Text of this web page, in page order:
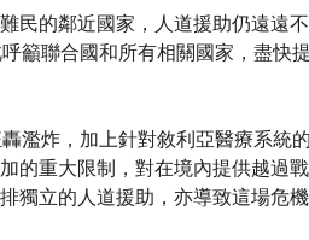
民的鄰近國家，人道援助仍遠遠
籲聯合國和所有相關國家，盡快
濫炸，加上針對敘利亞醫療系統
重大限制，對在境內提供越過戰
立的人道援助，亦導致這場危機